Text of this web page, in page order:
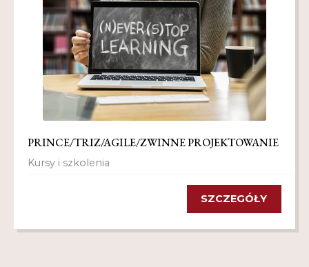
Nauka praktyce praktyka nauce
O nas
Polityka Prywatności
Pomoc
Projekty
PRINCE/TRIZ/AGILE/ZWINNE PROJEKTOWANIE
Kursy i szkolenia
SZCZEGÓŁY